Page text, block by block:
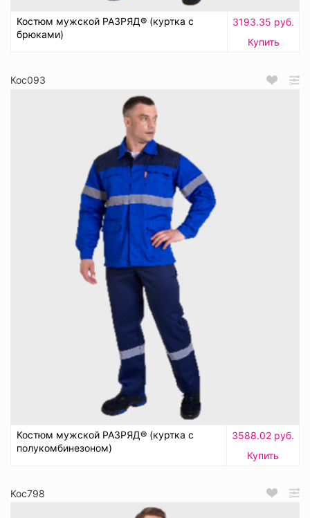
Костюм мужской РАЗРЯД® (куртка с
брюками)
3193.35 руб.
Купить
Кос093
Костюм мужской РАЗРЯД® (куртка с
полукомбинезоном)
3588.02 руб.
Купить
Кос798